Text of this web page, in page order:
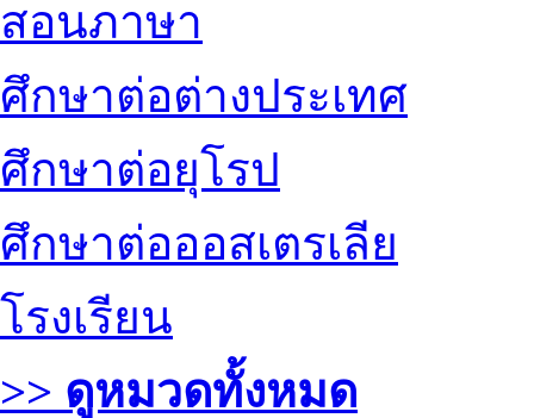
สอนภาษา
ศึกษาต่อต่างประเทศ
ศึกษาต่อยุโรป
ศึกษาต่อออสเตรเลีย
โรงเรียน
>> ดูหมวดทั้งหมด